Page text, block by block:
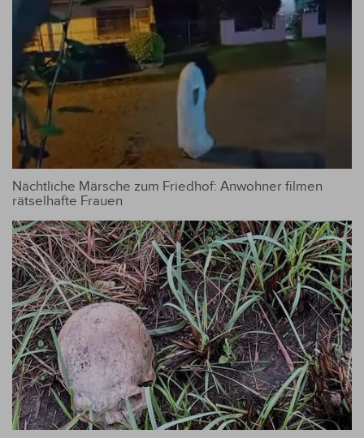
Nächtliche Märsche zum Friedhof: Anwohner filmen
rätselhafte Frauen